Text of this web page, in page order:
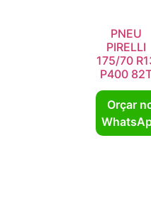
PNEU
PIRELLI
175/70
P400
Orçar